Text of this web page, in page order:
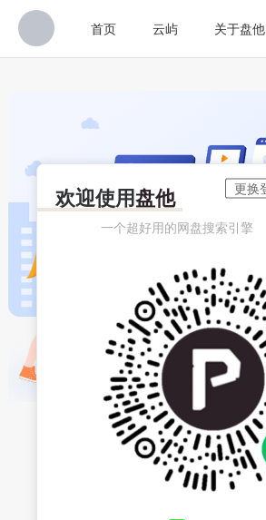
首页 云屿 关于盘他
欢迎使用盘他
一个超好用的网盘搜索引擎